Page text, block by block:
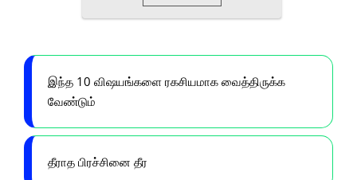
இந்த 10 விஷயங்களை ரகசியமாக வைத்திருக்க
வேண்டும்
தீராத பிரச்சினை தீர